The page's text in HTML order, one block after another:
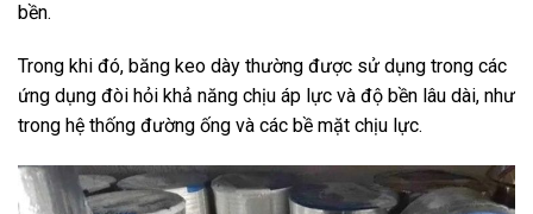
bền.
Trong khi đó, băng keo dày thường được sử dụng trong các
ứng dụng đòi hỏi khả năng chịu áp lực và độ bền lâu dài, như
trong hệ thống đường ống và các bề mặt chịu lực.